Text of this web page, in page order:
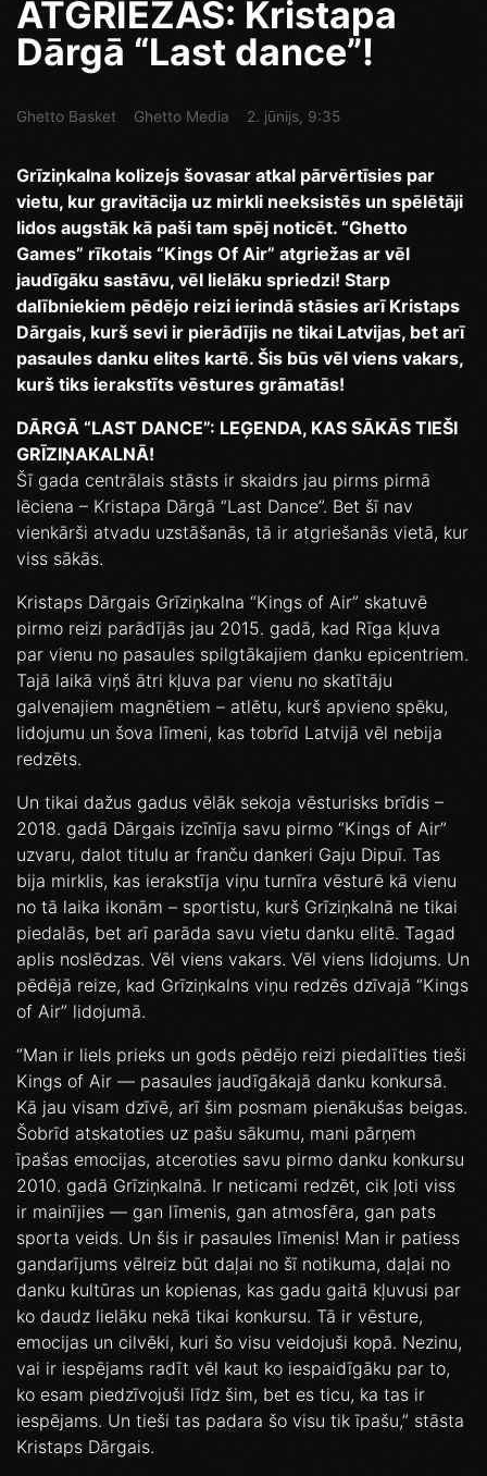
ATGRIEŽAS: Kristapa
Dārgā “Last dance”!
Ghetto Basket Ghetto Media 2. jūnijs, 9:35
Grīziņkalna kolizejs šovasar atkal pārvērtīsies par
vietu, kur gravitācija uz mirkli neeksistēs un spēlētāji
lidos augstāk kā paši tam spēj noticēt. “Ghetto
Games” rīkotais “Kings Of Air” atgriežas ar vēl
jaudīgāku sastāvu, vēl lielāku spriedzi! Starp
dalībniekiem pēdējo reizi ierindā stāsies arī Kristaps
Dārgais, kurš sevi ir pierādījis ne tikai Latvijas, bet arī
pasaules danku elites kartē. Šis būs vēl viens vakars,
kurš tiks ierakstīts vēstures grāmatās!
DĀRGĀ “LAST DANCE”: LEĢENDA, KAS SĀKĀS TIEŠI
GRĪZIŅAKALNĀ!
Šī gada centrālais stāsts ir skaidrs jau pirms pirmā
lēciena – Kristapa Dārgā “Last Dance”. Bet šī nav
vienkārši atvadu uzstāšanās, tā ir atgriešanās vietā, kur
viss sākās.
Kristaps Dārgais Grīziņkalna “Kings of Air” skatuvē
pirmo reizi parādījās jau 2015. gadā, kad Rīga kļuva
par vienu no pasaules spilgtākajiem danku epicentriem.
Tajā laikā viņš ātri kļuva par vienu no skatītāju
galvenajiem magnētiem – atlētu, kurš apvieno spēku,
lidojumu un šova līmeni, kas tobrīd Latvijā vēl nebija
redzēts.
Un tikai dažus gadus vēlāk sekoja vēsturisks brīdis –
2018. gadā Dārgais izcīnīja savu pirmo “Kings of Air”
uzvaru, dalot titulu ar franču dankeri Gaju Dipuī. Tas
bija mirklis, kas ierakstīja viņu turnīra vēsturē kā vienu
no tā laika ikonām – sportistu, kurš Grīziņkalnā ne tikai
piedalās, bet arī parāda savu vietu danku elitē. Tagad
aplis noslēdzas. Vēl viens vakars. Vēl viens lidojums. Un
pēdējā reize, kad Grīziņkalns viņu redzēs dzīvajā “Kings
of Air” lidojumā.
“Man ir liels prieks un gods pēdējo reizi piedalīties tieši
Kings of Air — pasaules jaudīgākajā danku konkursā.
Kā jau visam dzīvē, arī šim posmam pienākušas beigas.
Šobrīd atskatoties uz pašu sākumu, mani pārņem
īpašas emocijas, atceroties savu pirmo danku konkursu
2010. gadā Grīziņkalnā. Ir neticami redzēt, cik ļoti viss
ir mainījies — gan līmenis, gan atmosfēra, gan pats
sporta veids. Un šis ir pasaules līmenis! Man ir patiess
gandarījums vēlreiz būt daļai no šī notikuma, daļai no
danku kultūras un kopienas, kas gadu gaitā kļuvusi par
ko daudz lielāku nekā tikai konkursu. Tā ir vēsture,
emocijas un cilvēki, kuri šo visu veidojuši kopā. Nezinu,
vai ir iespējams radīt vēl kaut ko iespaidīgāku par to,
ko esam piedzīvojuši līdz šim, bet es ticu, ka tas ir
iespējams. Un tieši tas padara šo visu tik īpašu,” stāsta
Kristaps Dārgais.